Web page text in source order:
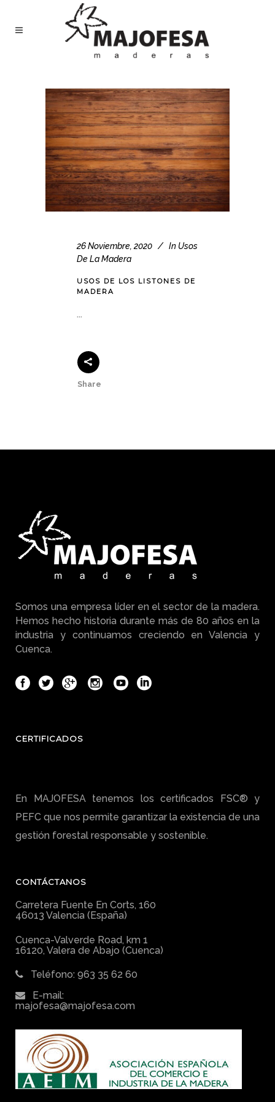
26 Noviembre, 2020 In Usos
De La Madera
USOS DE LOS LISTONES DE
MADERA
...
Share
Somos una empresa líder en el sector de la madera.
Hemos hecho historia durante más de 80 años en la
industria y continuamos creciendo en Valencia y
Cuenca.
CERTIFICADOS
En MAJOFESA tenemos los certificados FSC® y
PEFC que nos permite garantizar la existencia de una
gestión forestal responsable y sostenible.
CONTÁCTANOS
Carretera Fuente En Corts, 160
46013 Valencia (España)
Cuenca-Valverde Road, km 1
16120, Valera de Abajo (Cuenca)
Teléfono: 963 35 62 60
E-mail:
majofesa@majofesa.com